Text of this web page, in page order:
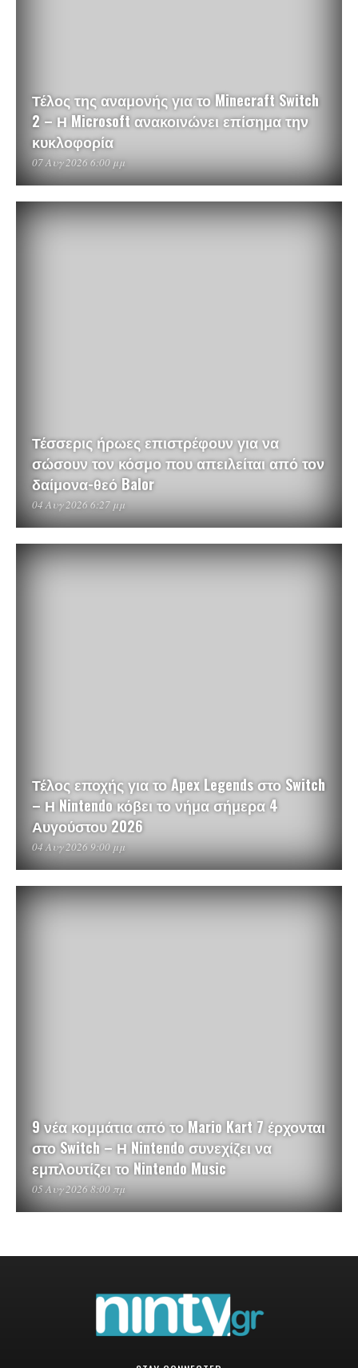
Τέλος της αναμονής για το Minecraft Switch
2 – Η Microsoft ανακοινώνει επίσημα την
κυκλοφορία
07 Αυγ 2026 6:00 μμ
Τέσσερις ήρωες επιστρέφουν για να
σώσουν τον κόσμο που απειλείται από τον
δαίμονα-θεό Balor
04 Αυγ 2026 6:27 μμ
Τέλος εποχής για το Apex Legends στο Switch
– Η Nintendo κόβει το νήμα σήμερα 4
Αυγούστου 2026
04 Αυγ 2026 9:00 μμ
9 νέα κομμάτια από το Mario Kart 7 έρχονται
στο Switch – Η Nintendo συνεχίζει να
εμπλουτίζει το Nintendo Music
05 Αυγ 2026 8:00 πμ